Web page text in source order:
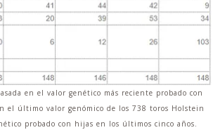
en el valor genético más reciente probado con
el último valor genómico de los 738 toros Holstein
probado con hijas en los últimos cinco años.